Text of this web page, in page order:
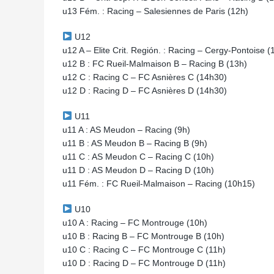
u13 Fém. : Racing – Salesiennes de Paris (12h)
U12
u12 A – Elite Crit. Región. : Racing – Cergy-Pontoise
u12 B : FC Rueil-Malmaison B – Racing B (13h)
u12 C : Racing C – FC Asnières C (14h30)
u12 D : Racing D – FC Asnières D (14h30)
U11
u11 A : AS Meudon – Racing (9h)
u11 B : AS Meudon B – Racing B (9h)
u11 C : AS Meudon C – Racing C (10h)
u11 D : AS Meudon D – Racing D (10h)
u11 Fém. : FC Rueil-Malmaison – Racing (10h15)
U10
u10 A : Racing – FC Montrouge (10h)
u10 B : Racing B – FC Montrouge B (10h)
u10 C : Racing C – FC Montrouge C (11h)
u10 D : Racing D – FC Montrouge D (11h)